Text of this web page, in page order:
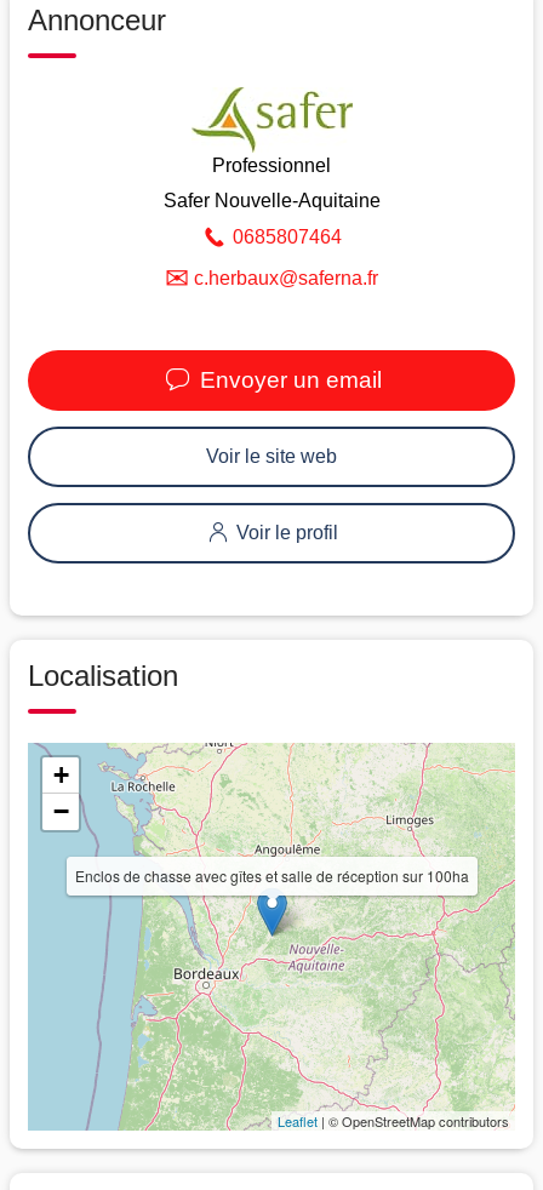
Annonceur
Professionnel
Safer Nouvelle-Aquitaine
0685807464
✉ c.herbaux@saferna.fr
Envoyer un email
Voir le site web
Voir le profil
Localisation
Enclos de chasse avec gîtes et salle de réception sur 100ha
+
−
Leaflet | © OpenStreetMap contributors